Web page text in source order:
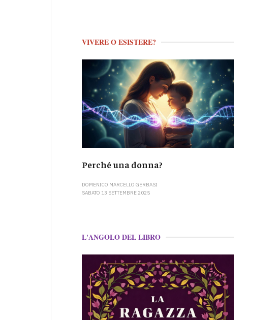
VIVERE O ESISTERE?
Perché una donna?
DOMENICO MARCELLO GERBASI
SABATO 13 SETTEMBRE 2025
L'ANGOLO DEL LIBRO